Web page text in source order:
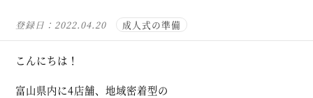
登録日：2022.04.20 成人式の準備
こんにちは！
富山県内に4店舗、地域密着型の